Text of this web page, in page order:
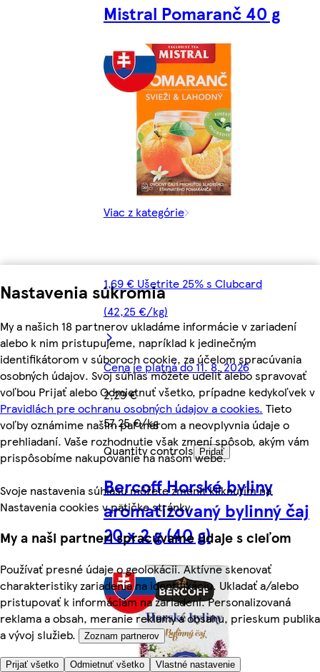
Nastavenia súkromia
My a našich 18 partnerov ukladáme informácie v zariadení
alebo k nim pristupujeme, napríklad k jedinečným
identifikátorom v súboroch cookie, za účelom spracúvania
osobných údajov. Svoj súhlas môžete udeliť alebo spravovať
voľbou Prijať alebo Odmietnuť všetko, prípadne kedykoľvek v
Pravidlách pre ochranu osobných údajov a cookies. Tieto
voľby oznámime našim partnerom a neovplyvnia údaje o
prehliadaní. Vaše rozhodnutie však zmení spôsob, akým vám
prispôsobíme nakupovanie na našom webe.
Svoje nastavenia súhlasu môžete zmeniť kliknutím na
Nastavenia cookies v pätičke stránky.
My a naši partneri spracúvame údaje s cieľom
Používať presné údaje o geolokácii. Aktívne skenovať
charakteristiky zariadenia na identifikáciu. Ukladať a/alebo
pristupovať k informáciám na zariadení. Personalizovaná
reklama a obsah, meranie reklamy a obsahu, prieskum publika
a vývoj služieb.
Zoznam partnerov
Prijať všetko Odmietnuť všetko Vlastné nastavenie
Mistral Pomaranč 40 g
Viac z kategórie
1,69 € Ušetrite 25% s Clubcard
(42,25 €/kg)
Cena je platná do 11. 8. 2026
2,29 €
57,25 €/kg
Quantity controls
Pridať
Bercoff Horské byliny
aromatizovaný bylinný čaj
20 x 2 g (40 g)